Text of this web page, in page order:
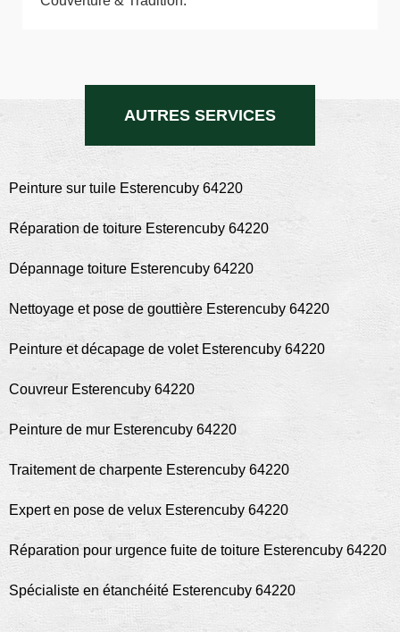
AUTRES SERVICES
Peinture sur tuile Esterencuby 64220
Réparation de toiture Esterencuby 64220
Dépannage toiture Esterencuby 64220
Nettoyage et pose de gouttière Esterencuby 64220
Peinture et décapage de volet Esterencuby 64220
Couvreur Esterencuby 64220
Peinture de mur Esterencuby 64220
Traitement de charpente Esterencuby 64220
Expert en pose de velux Esterencuby 64220
Réparation pour urgence fuite de toiture Esterencuby 64220
Spécialiste en étanchéité Esterencuby 64220